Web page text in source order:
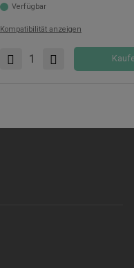
Verfügbar
Kompatibilität anzeigen
Kompatibel mit: